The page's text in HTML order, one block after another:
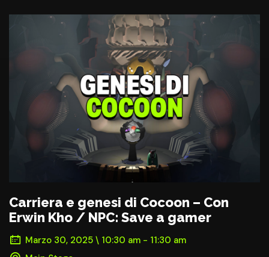
Carriera e genesi di Cocoon – Con
Erwin Kho / NPC: Save a gamer
Marzo 30, 2025 \ 10:30 am - 11:30 am